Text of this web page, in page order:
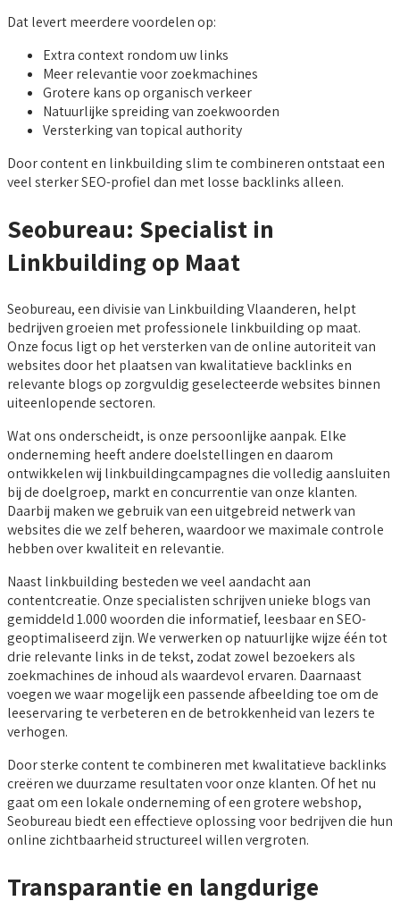
Dat levert meerdere voordelen op:
Extra context rondom uw links
Meer relevantie voor zoekmachines
Grotere kans op organisch verkeer
Natuurlijke spreiding van zoekwoorden
Versterking van topical authority
Door content en linkbuilding slim te combineren ontstaat een
veel sterker SEO-profiel dan met losse backlinks alleen.
Seobureau: Specialist in
Linkbuilding op Maat
Seobureau, een divisie van Linkbuilding Vlaanderen, helpt
bedrijven groeien met professionele linkbuilding op maat.
Onze focus ligt op het versterken van de online autoriteit van
websites door het plaatsen van kwalitatieve backlinks en
relevante blogs op zorgvuldig geselecteerde websites binnen
uiteenlopende sectoren.
Wat ons onderscheidt, is onze persoonlijke aanpak. Elke
onderneming heeft andere doelstellingen en daarom
ontwikkelen wij linkbuildingcampagnes die volledig aansluiten
bij de doelgroep, markt en concurrentie van onze klanten.
Daarbij maken we gebruik van een uitgebreid netwerk van
websites die we zelf beheren, waardoor we maximale controle
hebben over kwaliteit en relevantie.
Naast linkbuilding besteden we veel aandacht aan
contentcreatie. Onze specialisten schrijven unieke blogs van
gemiddeld 1.000 woorden die informatief, leesbaar en SEO-
geoptimaliseerd zijn. We verwerken op natuurlijke wijze één tot
drie relevante links in de tekst, zodat zowel bezoekers als
zoekmachines de inhoud als waardevol ervaren. Daarnaast
voegen we waar mogelijk een passende afbeelding toe om de
leeservaring te verbeteren en de betrokkenheid van lezers te
verhogen.
Door sterke content te combineren met kwalitatieve backlinks
creëren we duurzame resultaten voor onze klanten. Of het nu
gaat om een lokale onderneming of een grotere webshop,
Seobureau biedt een effectieve oplossing voor bedrijven die hun
online zichtbaarheid structureel willen vergroten.
Transparantie en langdurige